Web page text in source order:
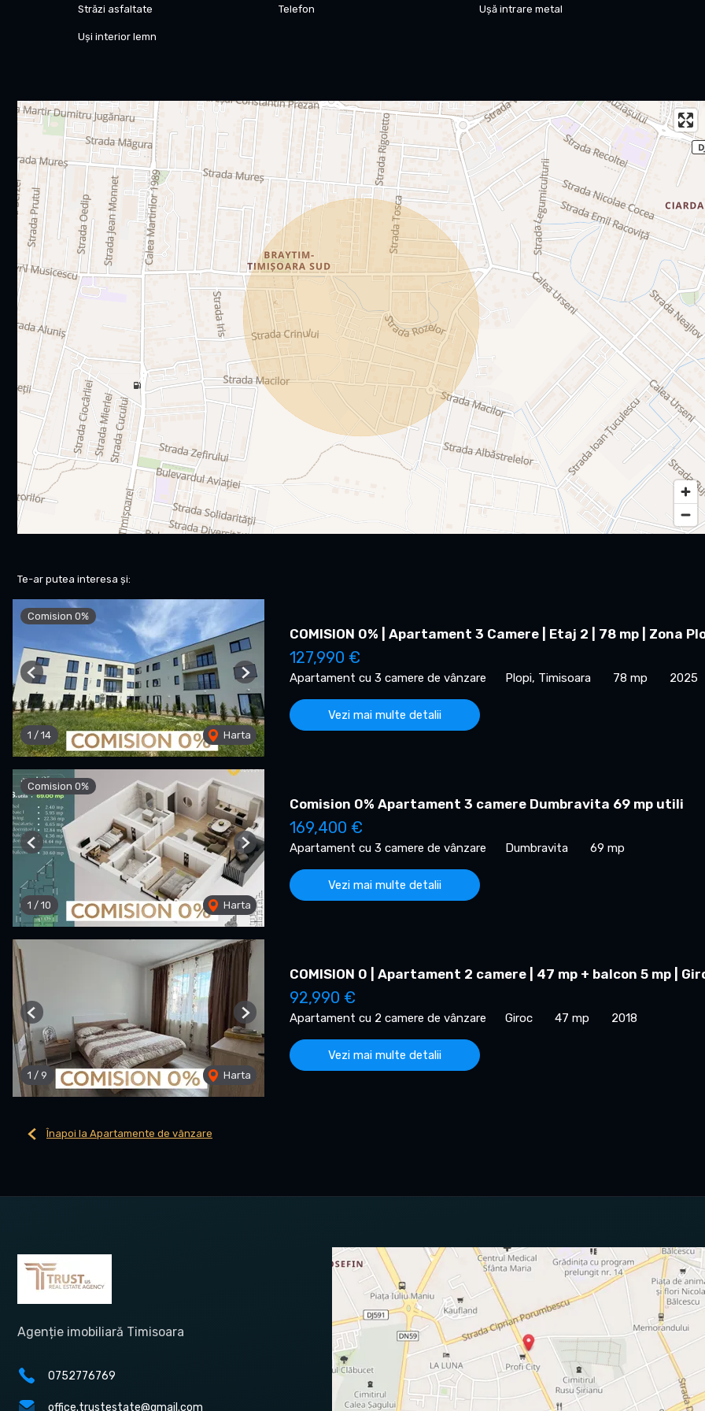
Pentru detalii si programarea unei vizionari, contacteaza-ma.
Străzi asfaltate Telefon Ușă intrare metal
Uși interior lemn
Te-ar putea interesa și:
Comision 0%
1 / 14 Harta
Previous Next
COMISION 0% | Apartament 3 Camere | Etaj 2 | 78 mp | Zona
127,990 €
Apartament cu 3 camere de vânzare Plopi, Timisoara 78 mp 2025
Vezi mai multe detalii
Comision 0%
1 / 10 Harta
Previous Next
Comision 0% Apartament 3 camere Dumbravita 69 mp utili
169,400 €
Apartament cu 3 camere de vânzare Dumbravita 69 mp
Vezi mai multe detalii
1 / 9 Harta
Previous Next
COMISION 0 | Apartament 2 camere | 47 mp + balcon 5 mp |
92,990 €
Apartament cu 2 camere de vânzare Giroc 47 mp 2018
Vezi mai multe detalii
Înapoi la Apartamente de vânzare
Agenție imobiliară Timisoara
0752776769
office.trustestate@gmail.com